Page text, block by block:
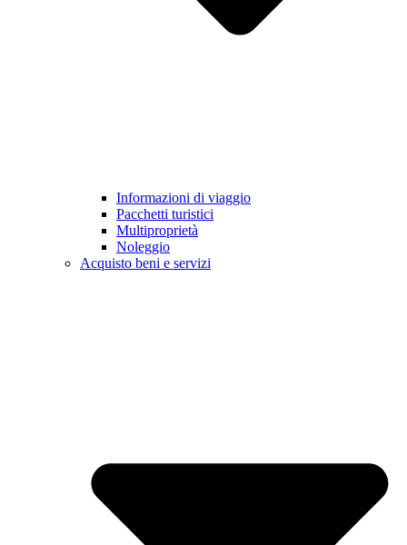
Informazioni di viaggio
Pacchetti turistici
Multiproprietà
Noleggio
Acquisto beni e servizi